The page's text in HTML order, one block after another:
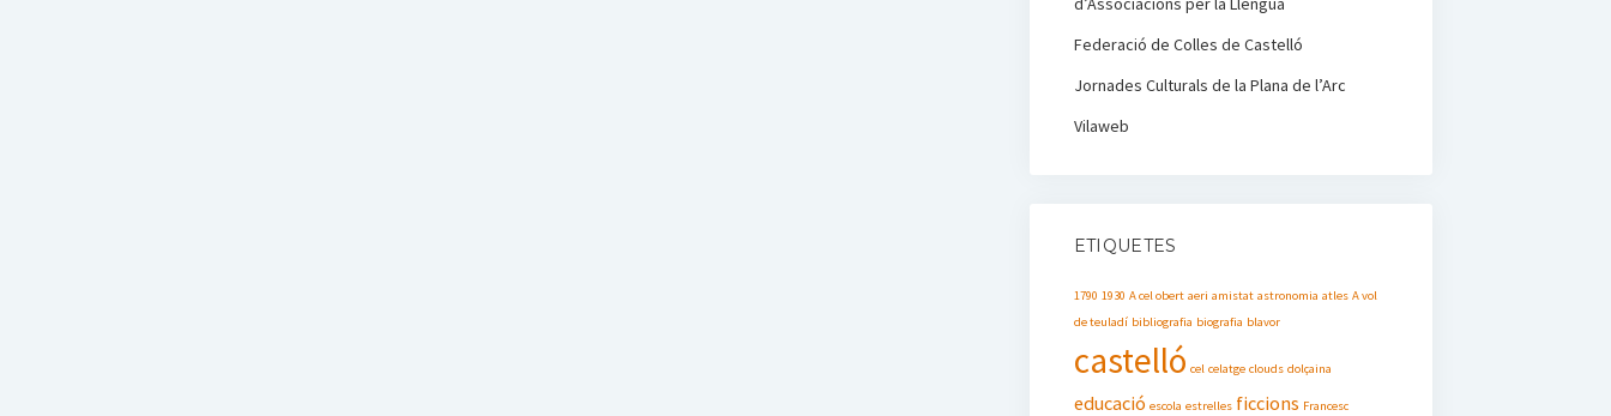
Federació de Colles de Castelló
Jornades Culturals de la Plana de l’Arc
Vilaweb
ETIQUETES
1790 1930 A cel obert aeri amistat astronomia atles A vol
de teuladí bibliografia biografia blavor
castelló cel celatge clouds dolçaina
educació escola estrelles ficcions Francesc